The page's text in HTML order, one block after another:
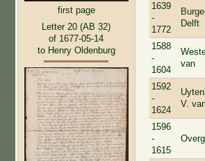
first page
Letter 20 (AB 32)
of 1677-05-14
to Henry Oldenburg
1639
-
1772
Delft
1588
-
1604
van
1592
-
1624
V.
1596
-
1615